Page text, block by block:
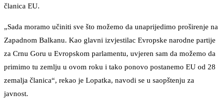
članica EU.
„Sada moramo učiniti sve što možemo da unaprijedimo proširenje na
Zapadnom Balkanu. Kao glavni izvjestilac Evropske narodne partije
za Crnu Goru u Evropskom parlamentu, uvjeren sam da možemo da
primimo tu zemlju u ovom roku i tako ponovo postanemo EU od 28
zemalja članica“, rekao je Lopatka, navodi se u saopštenju za
javnost.